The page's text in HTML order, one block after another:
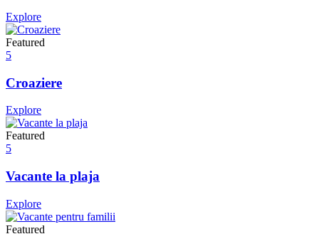
Explore
Featured
5
Croaziere
Explore
Featured
5
Vacante la plaja
Explore
Featured